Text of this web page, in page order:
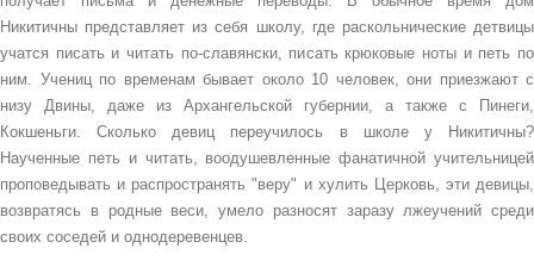
Никитичны представляет из себя школу, где раскольнические детвицы
учатся писать и читать по-славянски, писать крюковые ноты и петь по
ним. Учениц по временам бывает около 10 человек, они приезжают с
низу Двины, даже из Архангельской губернии, а также с Пинеги,
Кокшеньги. Сколько девиц переучилось в школе у Никитичны?
Наученные петь и читать, воодушевленные фанатичной учительницей
проповедывать и распространять "веру" и хулить Церковь, эти девицы,
возвратясь в родные веси, умело разносят заразу лжеучений среди
своих соседей и однодеревенцев.